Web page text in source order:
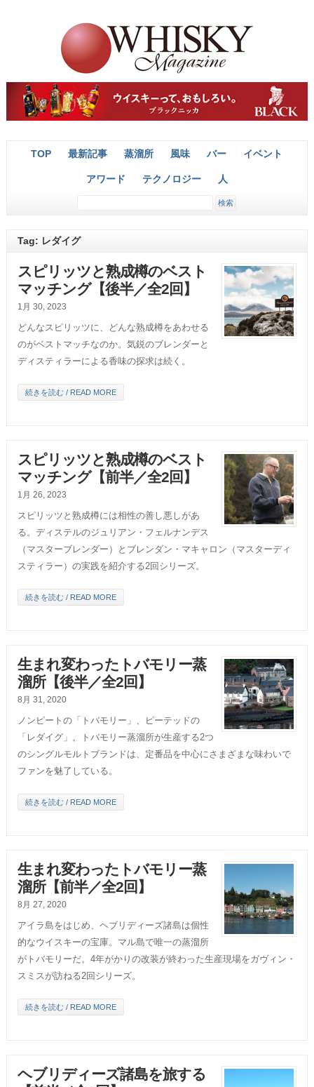
TOP 最新記事 蒸溜所 風味 バー イベント
アワード テクノロジー 人
Tag: レダイグ
スピリッツと熟成樽のベスト
マッチング【後半／全2回】
1月 30, 2023
どんなスピリッツに、どんな熟成樽をあわせる
のがベストマッチなのか。気鋭のブレンダーと
ディスティラーによる香味の探求は続く。
続きを読む / READ MORE
スピリッツと熟成樽のベスト
マッチング【前半／全2回】
1月 26, 2023
スピリッツと熟成樽には相性の善し悪しがあ
る。ディステルのジュリアン・フェルナンデス
（マスターブレンダー）とブレンダン・マキャロン（マスターディ
スティラー）の実践を紹介する2回シリーズ。
続きを読む / READ MORE
生まれ変わったトバモリー蒸
溜所【後半／全2回】
8月 31, 2020
ノンピートの「トバモリー」、ピーテッドの
「レダイグ」。トバモリー蒸溜所が生産する2つ
のシングルモルトブランドは、定番品を中心にさまざまな味わいで
ファンを魅了している。
続きを読む / READ MORE
生まれ変わったトバモリー蒸
溜所【前半／全2回】
8月 27, 2020
アイラ島をはじめ、ヘブリディーズ諸島は個性
的なウイスキーの宝庫。マル島で唯一の蒸溜所
がトバモリーだ。4年がかりの改装が終わった生産現場をガヴィン・
スミスが訪ねる2回シリーズ。
続きを読む / READ MORE
ヘブリディーズ諸島を旅する